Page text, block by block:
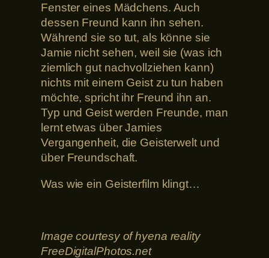
Fenster eines Mädchens. Auch
dessen Freund kann ihn sehen.
Während sie so tut, als könne sie
Jamie nicht sehen, weil sie (was ich
ziemlich gut nachvollziehen kann)
nichts mit einem Geist zu tun haben
möchte, spricht ihr Freund ihn an.
Typ und Geist werden Freunde, man
lernt etwas über Jamies
Vergangenheit, die Geisterwelt und
über Freundschaft.
Was wie ein Geisterfilm klingt…
Image courtesy of hyena reality
FreeDigitalPhotos.net